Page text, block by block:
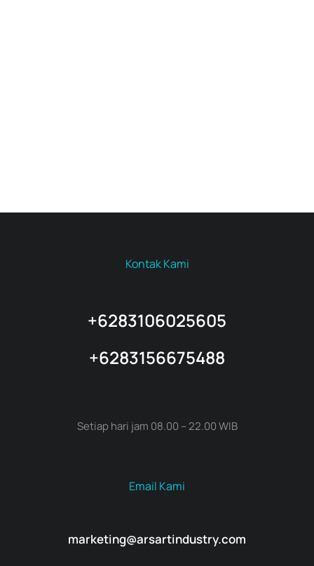
Kontak Kami
+6283106025605
+6283156675488
Setiap hari jam 08.00 – 22.00 WIB
Email Kami
marketing@arsartindustry.com